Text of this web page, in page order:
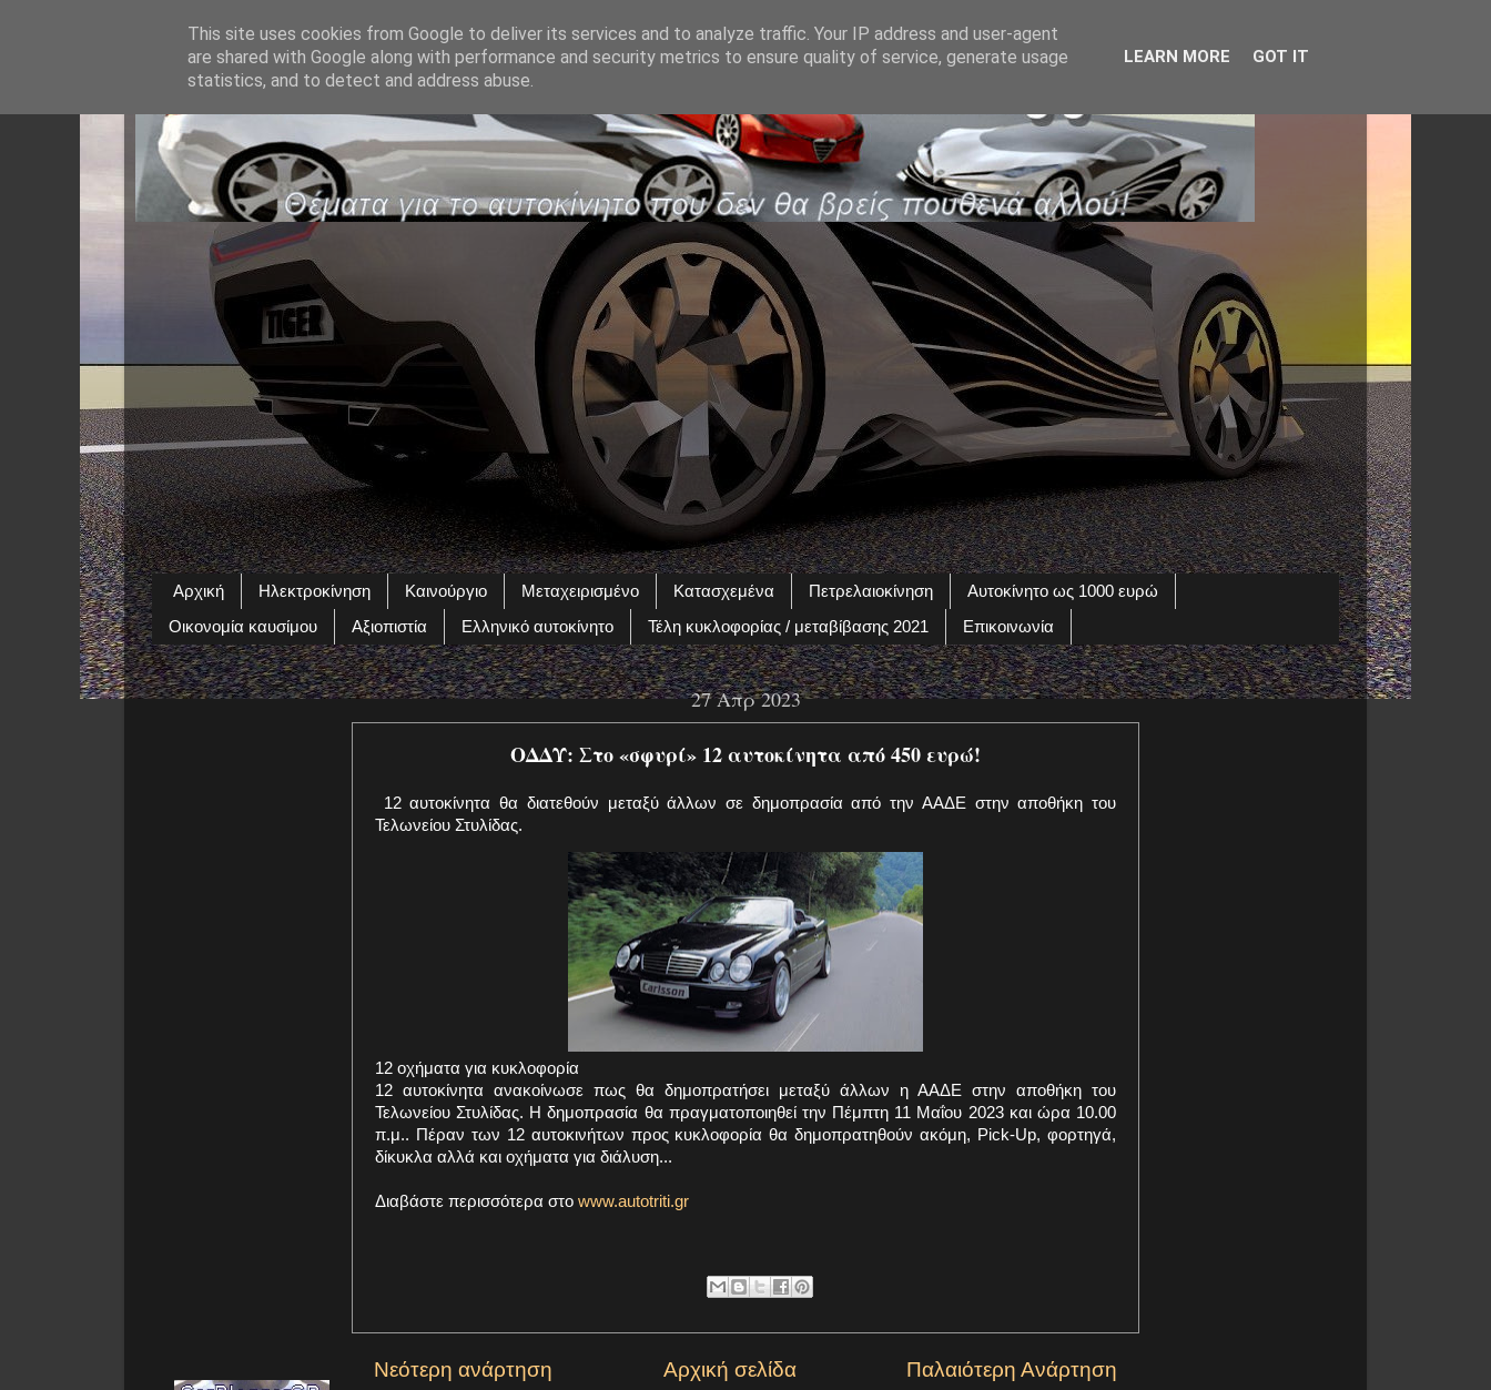
Αρχική Ηλεκτροκίνηση Καινούργιο Μεταχειρισμένο Κατασχεμένα Πετρελαιοκίνηση
Αυτοκίνητο ως 1000 ευρώ
Οικονομία καυσίμου
Αξιοπιστία Ελληνικό αυτοκίνητο Τέλη κυκλοφορίας / μεταβίβασης 2021 Επικοινωνία
27 Απρ 2023
ΟΔΔΥ: Στο «σφυρί» 12 αυτοκίνητα από 450 ευρώ!
12 αυτοκίνητα θα διατεθούν μεταξύ άλλων σε δημοπρασία από την ΑΑΔΕ στην αποθήκη του
Τελωνείου Στυλίδας.
12 οχήματα για κυκλοφορία
12 αυτοκίνητα ανακοίνωσε πως θα δημοπρατήσει μεταξύ άλλων η ΑΑΔΕ στην αποθήκη του
Τελωνείου Στυλίδας. Η δημοπρασία θα πραγματοποιηθεί την Πέμπτη 11 Μαΐου 2023 και ώρα 10.00
π.μ.. Πέραν των 12 αυτοκινήτων προς κυκλοφορία θα δημοπρατηθούν ακόμη, Pick-Up, φορτηγά,
δίκυκλα αλλά και οχήματα για διάλυση...
Διαβάστε περισσότερα στο www.autotriti.gr
Νεότερη ανάρτηση Παλαιότερη Ανάρτηση
Αρχική σελίδα
This site uses cookies from Google to deliver its services and to analyze traffic. Your IP address and user-agent
are shared with Google along with performance and security metrics to ensure quality of service, generate usage
statistics, and to detect and address abuse.
LEARN MORE GOT IT